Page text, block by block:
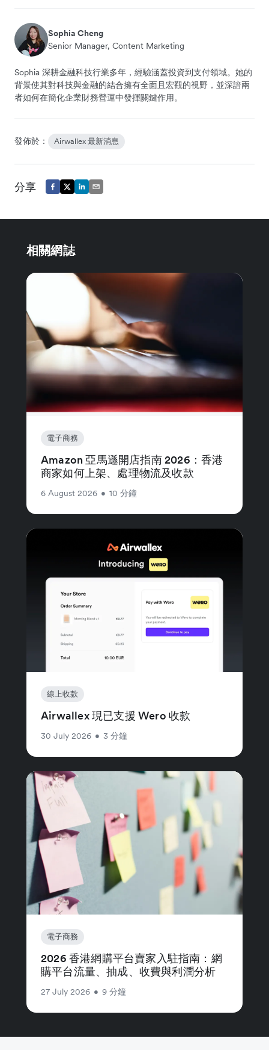
Sophia Cheng
Senior Manager, Content Marketing
Sophia 深耕金融科技行業多年，經驗涵蓋投資到支付領域。她的
背景使其對科技與金融的結合擁有全面且宏觀的視野，並深諳兩
者如何在簡化企業財務營運中發揮關鍵作用。
發佈於： Airwallex 最新消息
分享
相關網誌
電子商務
Amazon 亞馬遜開店指南 2026：香港
商家如何上架、處理物流及收款
6 August 2026 • 10 分鐘
線上收款
Airwallex 現已支援 Wero 收款
30 July 2026 • 3 分鐘
電子商務
2026 香港網購平台賣家入駐指南：網
購平台流量、抽成、收費與利潤分析
27 July 2026 • 9 分鐘